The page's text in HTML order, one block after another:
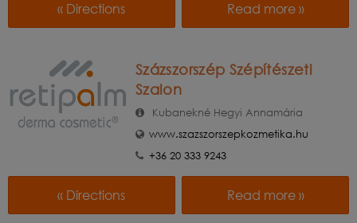
« Directions Read more »
Százszorszép Szépítészeti
Szalon
Kubanekné Hegyi Annamária
www.szazszorszepkozmetika.hu
+36 20 333 9243
« Directions Read more »